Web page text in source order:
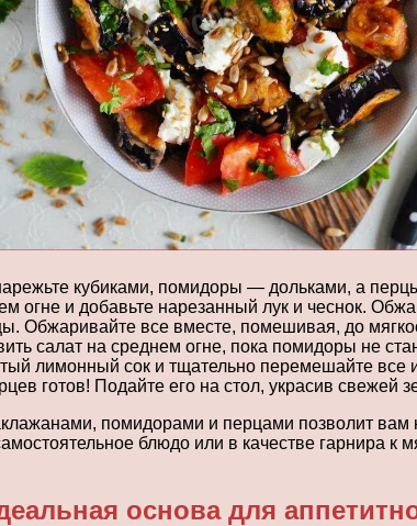
кубиками, помидоры — дольками, а
огне и добавьте нарезанный лук и чеснок.
Обжаривайте все вместе, помешивая, до
салат на среднем огне, пока помидоры не
лимонный сок и тщательно перемешайте все
готов! Подайте его на стол, украсив свежей
помидорами и перцами позволит
блюдо или в качестве гарнира к
основа для